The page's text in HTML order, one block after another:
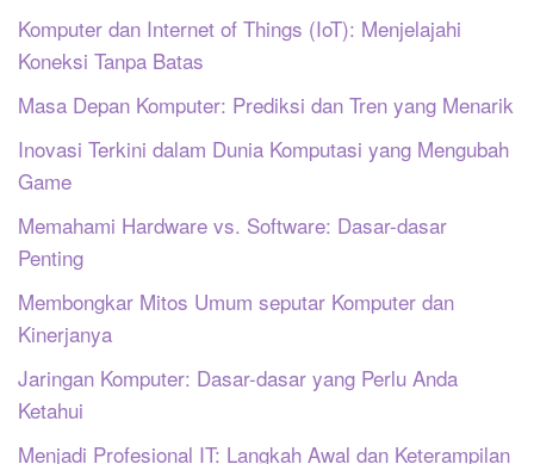
Komputer dan Internet of Things (IoT): Menjelajahi
Koneksi Tanpa Batas
Masa Depan Komputer: Prediksi dan Tren yang Menarik
Inovasi Terkini dalam Dunia Komputasi yang Mengubah
Game
Memahami Hardware vs. Software: Dasar-dasar
Penting
Membongkar Mitos Umum seputar Komputer dan
Kinerjanya
Jaringan Komputer: Dasar-dasar yang Perlu Anda
Ketahui
Menjadi Profesional IT: Langkah Awal dan Keterampilan